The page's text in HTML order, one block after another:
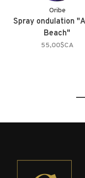
Oribe
Spray ondulation
Beach"
55,00$CA